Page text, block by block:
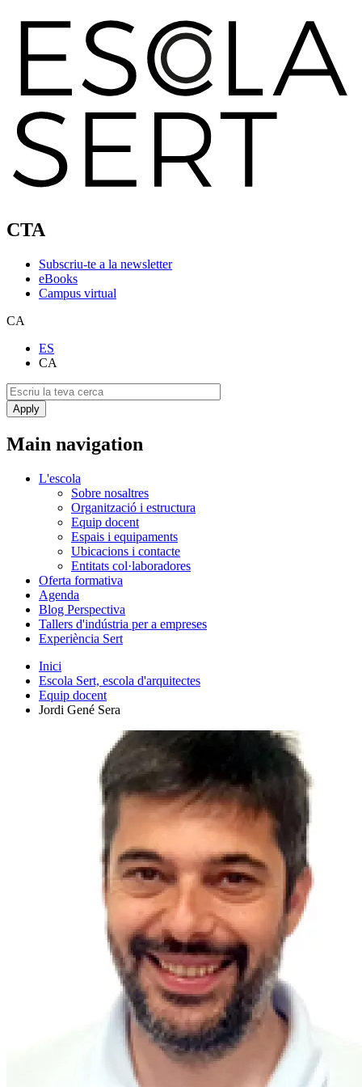
CTA
Subscriu-te a la newsletter
eBooks
Campus virtual
CA
ES
CA
Main navigation
L'escola
Sobre nosaltres
Organització i estructura
Equip docent
Espais i equipaments
Ubicacions i contacte
Entitats col·laboradores
Oferta formativa
Agenda
Blog Perspectiva
Tallers d'indústria per a empreses
Experiència Sert
Inici
Escola Sert, escola d'arquitectes
Equip docent
Jordi Gené Sera